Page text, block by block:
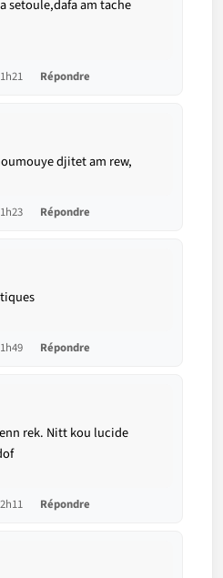
setoule,dafa am tache
Répondre
djitet am rew,
Répondre
Répondre
rek. Nitt kou lucide
Répondre